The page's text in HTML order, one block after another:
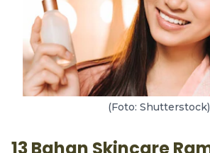
(Foto: Shutterstock)
13 Bahan Skincare